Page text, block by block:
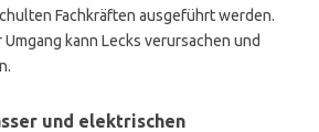
Fachkräften ausgeführt werden.
kann Lecks verursachen und
und elektrischen